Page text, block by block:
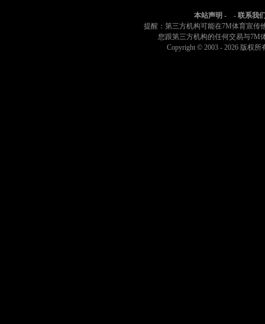
本站声明 - - 联系我
提醒：第三方机构可能在7M体育宣传
您跟第三方机构的任何交易与7M
Copyright © 2003 -2026 版权所